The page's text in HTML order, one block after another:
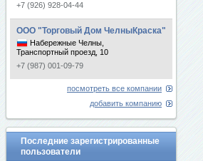
+7 (926) 928-04-44
ООО "Торговый Дом ЧелныКраска"
Набережные Челны,
Транспортный проезд, 10
+7 (987) 001-09-79
посмотреть все компании
добавить компанию
Последние зарегистрированные
пользователи